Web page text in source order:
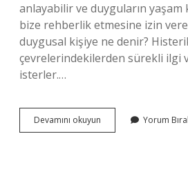
anlayabilir ve duyguların yaşam
bize rehberlik etmesine izin
duygusal kişiye ne denir?
çevrelerindekilerden sürekli ilgi
isterler.…
Devamını okuyun
Insan
Yorum